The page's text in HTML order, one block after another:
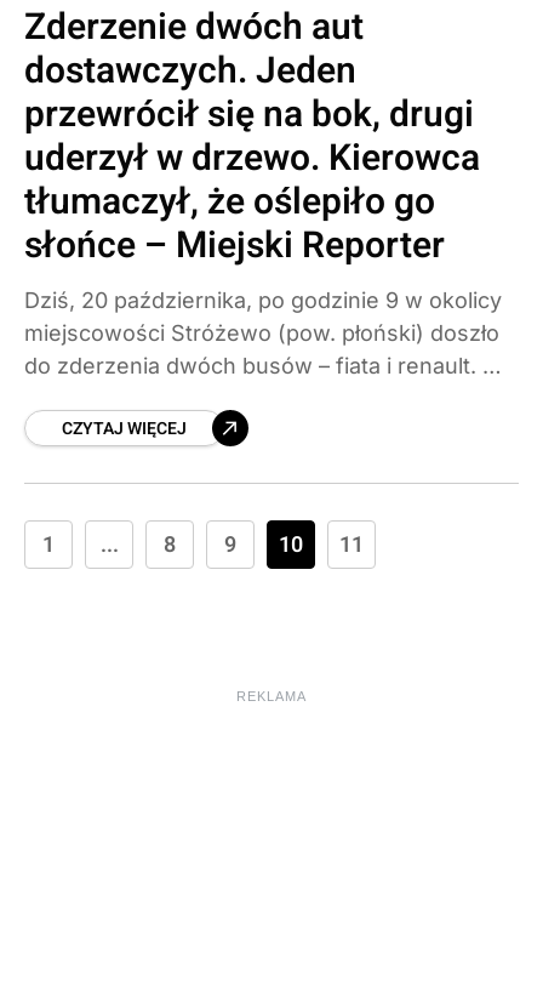
Zderzenie dwóch aut
dostawczych. Jeden
przewrócił się na bok, drugi
uderzył w drzewo. Kierowca
tłumaczył, że oślepiło go
słońce – Miejski Reporter
Dziś, 20 października, po godzinie 9 w okolicy
miejscowości Stróżewo (pow. płoński) doszło
do zderzenia dwóch busów – fiata i renault. W
obrażenia i zostali
CZYTAJ WIĘCEJ
1 ... 8 9 10 11
REKLAMA